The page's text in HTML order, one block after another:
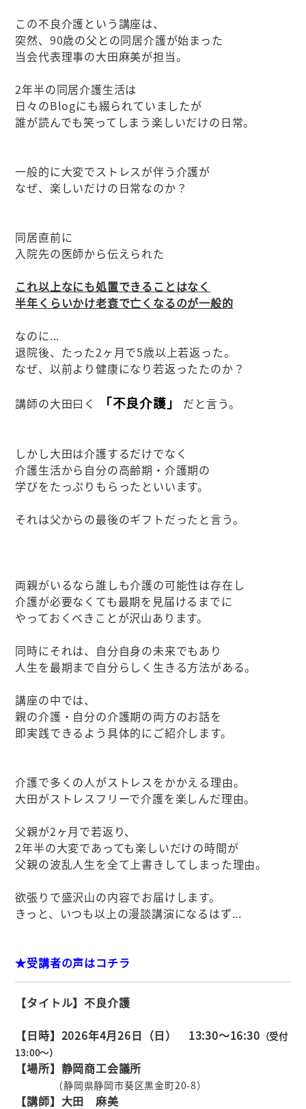
この不良介護という講座は、
突然、90歳の父との同居介護が始まった
当会代表理事の大田麻美が担当。
2年半の同居介護生活は
日々のBlogにも綴られていましたが
誰が読んでも笑ってしまう楽しいだけの日常。
一般的に大変でストレスが伴う介護が
なぜ、楽しいだけの日常なのか？
同居直前に
入院先の医師から伝えられた
これ以上なにも処置できることはなく
半年くらいかけ老衰で亡くなるのが一般的
なのに...
退院後、たった2ヶ月で5歳以上若返った。
なぜ、以前より健康になり若返ったたのか？
講師の大田曰く 「不良介護」 だと言う。
しかし大田は介護するだけでなく
介護生活から自分の高齢期・介護期の
学びをたっぷりもらったといいます。
それは父からの最後のギフトだったと言う。
両親がいるなら誰しも介護の可能性は存在し
介護が必要なくても最期を見届けるまでに
やっておくべきことが沢山あります。
同時にそれは、自分自身の未来でもあり
人生を最期まで自分らしく生きる方法がある。
講座の中では、
親の介護・自分の介護期の両方のお話を
即実践できるよう具体的にご紹介します。
介護で多くの人がストレスをかかえる理由。
大田がストレスフリーで介護を楽しんだ理由。
父親が2ヶ月で若返り、
2年半の大変であっても楽しいだけの時間が
父親の波乱人生を全て上書きしてしまった理由。
欲張りで盛沢山の内容でお届けします。
きっと、いつも以上の漫談講演になるはず...
★受講者の声はコチラ
【タイトル】不良介護
【日時】2026年4月26日 （日） 13:30～16:30 （受付
13:00～）
【場所】静岡商工会議所
（静岡県静岡市葵区黒金町20-8）
【講師】大田 麻美